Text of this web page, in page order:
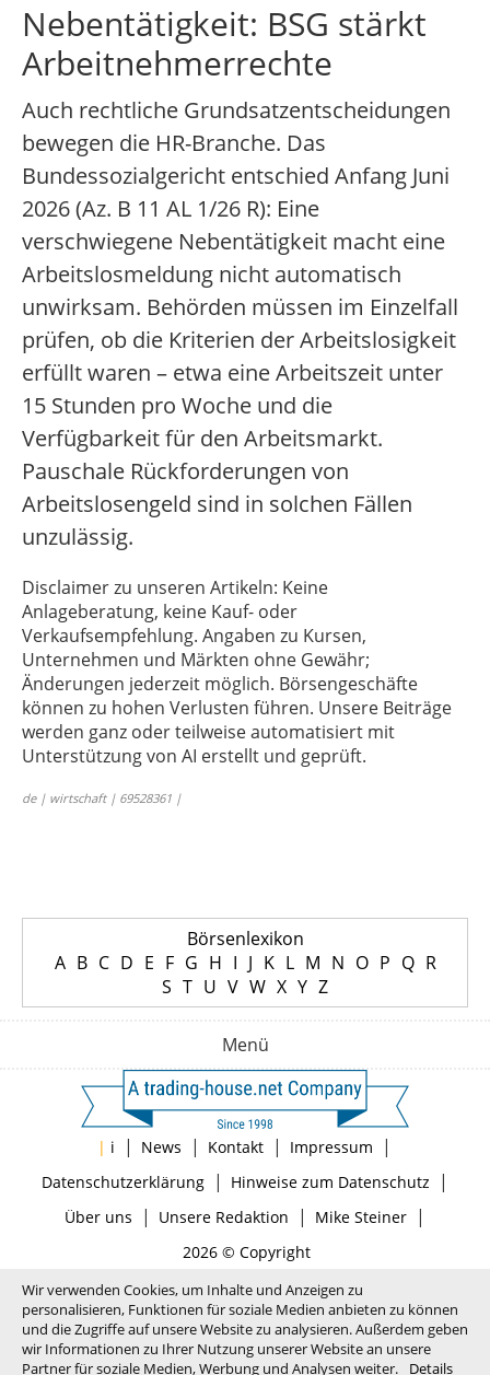
Nebentätigkeit: BSG stärkt
Arbeitnehmerrechte
Auch rechtliche Grundsatzentscheidungen
bewegen die HR-Branche. Das
Bundessozialgericht entschied Anfang Juni
2026 (Az. B 11 AL 1/26 R): Eine
verschwiegene Nebentätigkeit macht eine
Arbeitslosmeldung nicht automatisch
unwirksam. Behörden müssen im Einzelfall
prüfen, ob die Kriterien der Arbeitslosigkeit
erfüllt waren – etwa eine Arbeitszeit unter
15 Stunden pro Woche und die
Verfügbarkeit für den Arbeitsmarkt.
Pauschale Rückforderungen von
Arbeitslosengeld sind in solchen Fällen
unzulässig.
Disclaimer zu unseren Artikeln: Keine
Anlageberatung, keine Kauf- oder
Verkaufsempfehlung. Angaben zu Kursen,
Unternehmen und Märkten ohne Gewähr;
Änderungen jederzeit möglich. Börsengeschäfte
können zu hohen Verlusten führen. Unsere Beiträge
werden ganz oder teilweise automatisiert mit
Unterstützung von AI erstellt und geprüft.
de | wirtschaft | 69528361 |
Börsenlexikon
A B C D E F G H I J K L M N O P Q R
S T U V W X Y Z
Menü
| i | News | Kontakt | Impressum |
Datenschutzerklärung| Hinweise zum Datenschutz |
Über uns | Unsere Redaktion | Mike Steiner|
2026 © Copyright
Wir verwenden Cookies, um Inhalte und Anzeigen zu
personalisieren, Funktionen für soziale Medien anbieten zu können
und die Zugriffe auf unsere Website zu analysieren. Außerdem geben
wir Informationen zu Ihrer Nutzung unserer Website an unsere
Partner für soziale Medien, Werbung und Analysen weiter.
Details